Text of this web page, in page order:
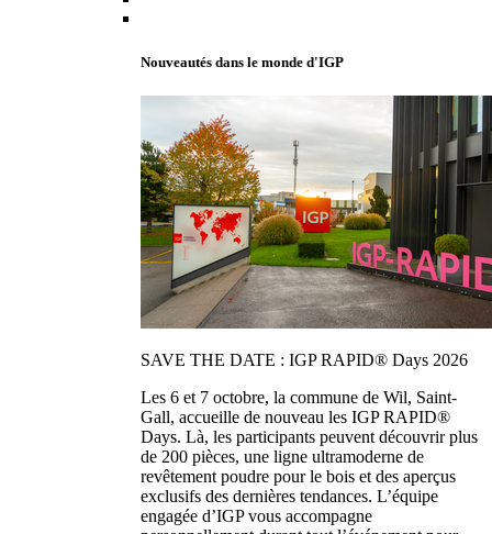
Nouveautés dans le monde d'IGP
SAVE THE DATE : IGP RAPID® Days 2026
Les 6 et 7 octobre, la commune de Wil, Saint-
Gall, accueille de nouveau les IGP RAPID®
Days. Là, les participants peuvent découvrir plus
de 200 pièces, une ligne ultramoderne de
revêtement poudre pour le bois et des aperçus
exclusifs des dernières tendances. L’équipe
engagée d’IGP vous accompagne